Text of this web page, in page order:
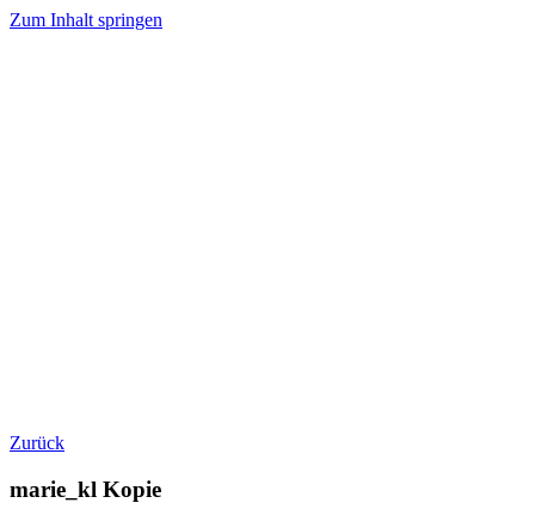
Zum Inhalt springen
Zurück
marie_kl Kopie